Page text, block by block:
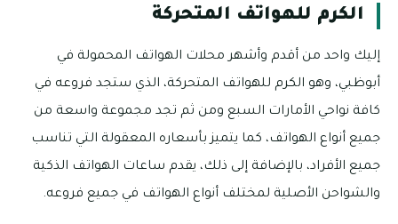
الكرم للهواتف المتحركة
إليك واحد من أقدم وأشهر محلات الهواتف المحمولة في
أبوظبي، وهو الكرم للهواتف المتحركة، الذي ستجد فروعه في
كافة نواحي الأمارات السبع ومن ثم تجد مجموعة واسعة من
جميع أنواع الهواتف، كما يتميز بأسعاره المعقولة التي تناسب
جميع الأفراد، بالإضافة إلى ذلك، يقدم ساعات الهواتف الذكية
والشواحن الأصلية لمختلف أنواع الهواتف في جميع فروعه.